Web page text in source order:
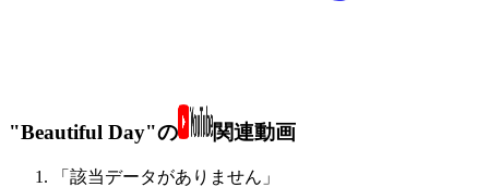
"Beautiful Day"の 関連動画
「該当データがありません」